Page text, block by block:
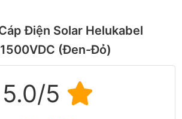
Điện Solar Helukabel
(Đen-Đỏ)
5.0/5